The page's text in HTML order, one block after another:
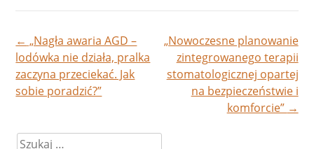
Nawigacja
wpisu
← „Nagła awaria AGD –
lodówka nie działa, pralka
zaczyna przeciekać. Jak
sobie poradzić?”
„Nowoczesne planowanie
zintegrowanego terapii
stomatologicznej opartej
na bezpieczeństwie i
komforcie” →
Szukaj: